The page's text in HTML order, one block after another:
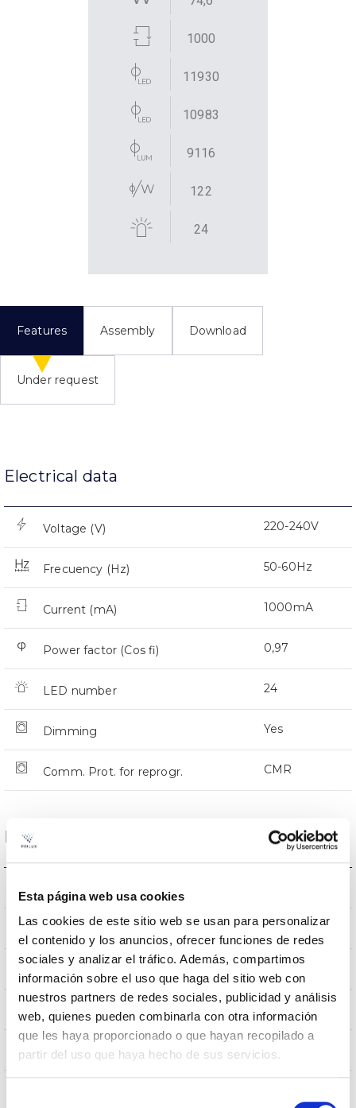
Esta página web usa cookies
Las cookies de este sitio web se usan para personalizar
el contenido y los anuncios, ofrecer funciones de redes
sociales y analizar el tráfico. Además, compartimos
información sobre el uso que haga del sitio web con
nuestros partners de redes sociales, publicidad y análisis
web, quienes pueden combinarla con otra información
que les haya proporcionado o que hayan recopilado a
partir del uso que haya hecho de sus servicios.
1000
11930
10983
9116
122
24
Features Assembly Download
Under request
Electrical data
Voltage (V) 220-240V
Frecuency (Hz) 50-60Hz
Current (mA) 1000mA
Power factor (Cos fi) 0,97
LED number 24
Dimming Yes
Comm. Prot. for reprogr. CMR
Dimensions and Mounting
Mounting
Wind Resistance 0,151m2
Weight 5Kg
Measures 525x255x105mm
Mounting position Crosier Mount